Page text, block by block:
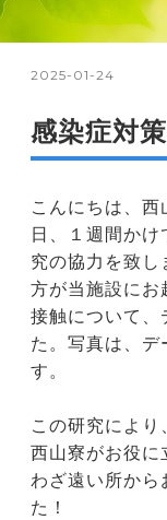
2025-01-24
感染症対
こんにちは、
日、１週間か
究の協力を致し
方が当施設にお
接触について、
た。写真は、
す。
この研究によ
西山寮がお役に
わざ遠い所から
た！